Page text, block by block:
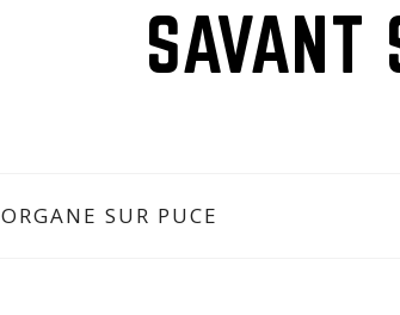
SAVANT
ORGANE SUR PUCE